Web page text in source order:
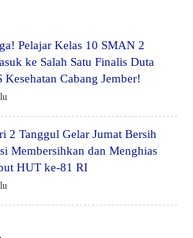
Pelajar Kelas 10 SMAN 2
ke Salah Satu Finalis Duta
Kesehatan Cabang Jember!
2 Tanggul Gelar Jumat Bersih
Membersihkan dan Menghias
HUT ke-81 RI